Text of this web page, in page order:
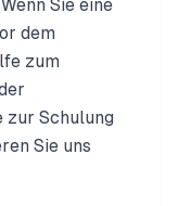
Sie eine
dem
zum
zur Schulung
Sie uns